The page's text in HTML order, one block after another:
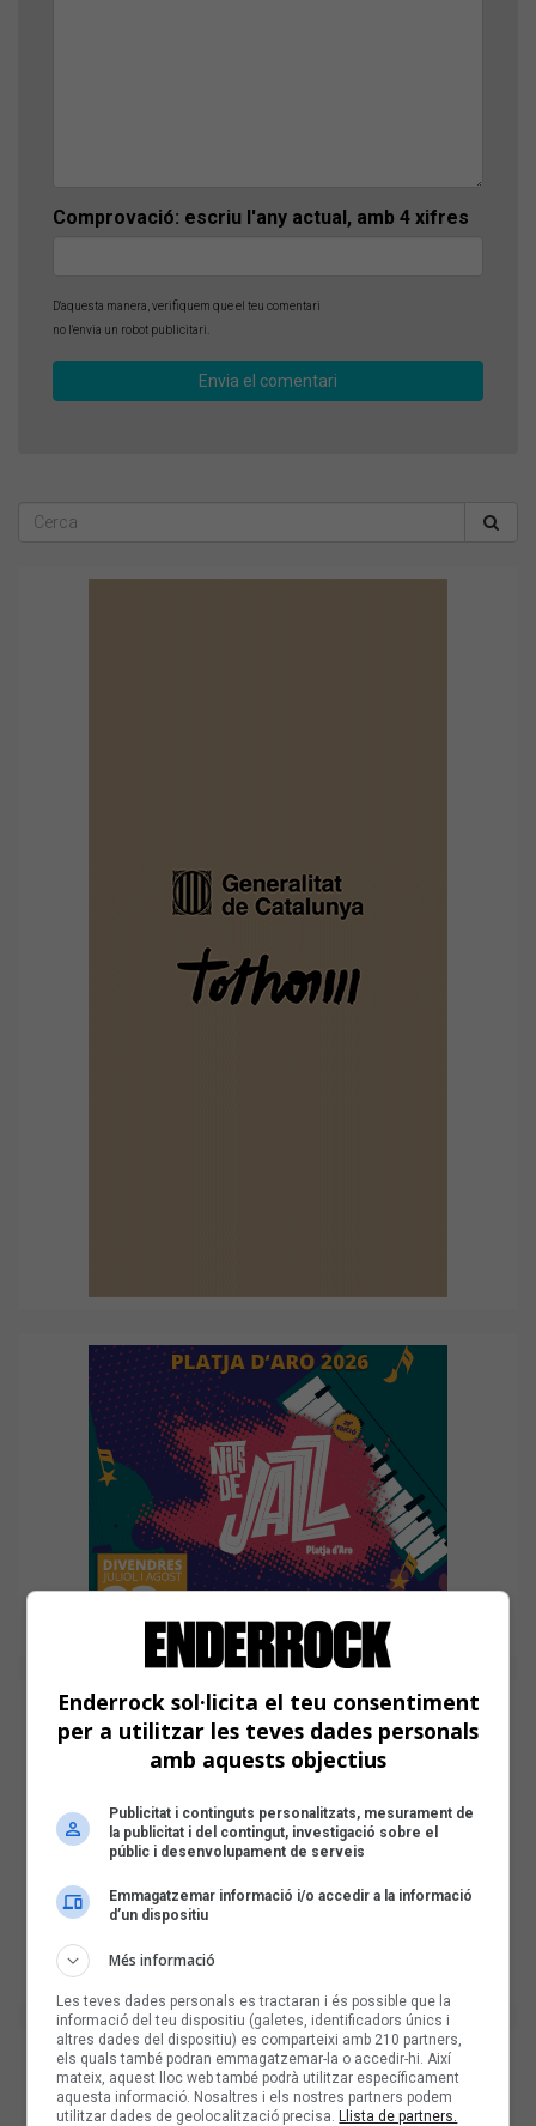
Comprovació: escriu l'any actual, amb 4 xifres
D'aquesta manera, verifiquem que el teu comentari
no l'envia un robot publicitari.
Enderrock sol·licita el teu consentiment
per a utilitzar les teves dades personals
amb aquests objectius
Publicitat i continguts personalitzats, mesurament de
la publicitat i del contingut, investigació sobre el
públic i desenvolupament de serveis
Emmagatzemar informació i/o accedir a la informació
d’un dispositiu
Més informació
Les teves dades personals es tractaran i és possible que la
informació del teu dispositiu (galetes, identificadors únics i
altres dades del dispositiu) es comparteixi amb 210 partners,
els quals també podran emmagatzemar-la o accedir-hi. Així
mateix, aquest lloc web també podrà utilitzar específicament
aquesta informació. Nosaltres i els nostres partners podem
utilitzar dades de geolocalització precisa.Llista de partners.